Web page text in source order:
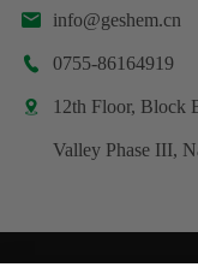
 info@geshem.cn
 0755-86164919
 12th Floor, Block
Valley Phase III,